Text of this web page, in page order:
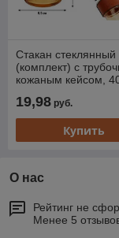
Стакан стеклянный
(комплект) с
кожаным кейсом,
Amber, PERFECTO
19,98 руб.
Купить
О нас
Рейтинг не
Менее 5